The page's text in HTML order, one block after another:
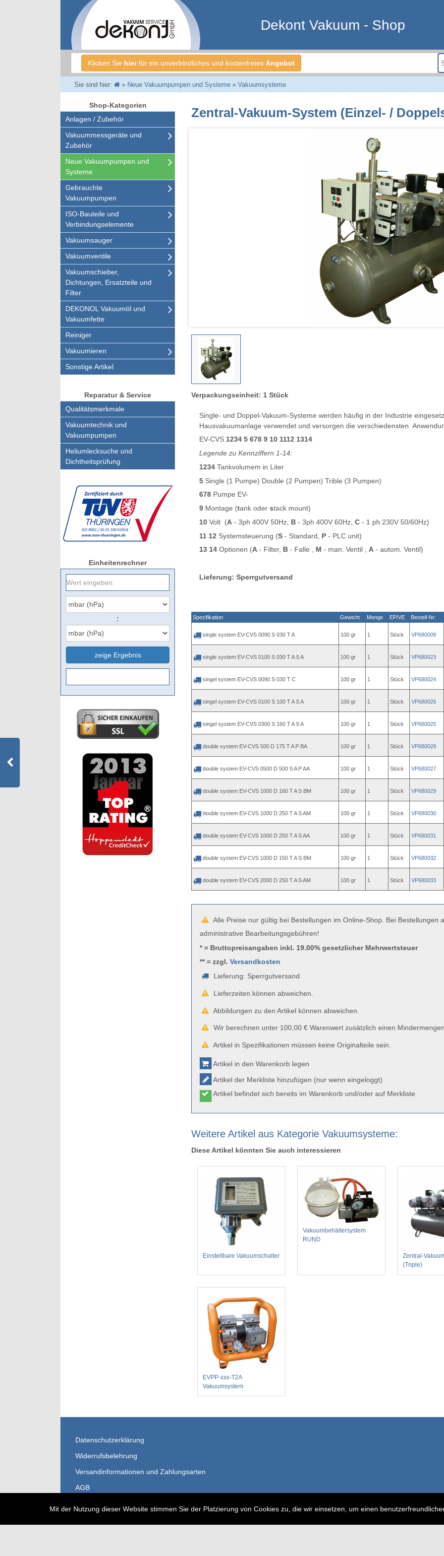
Mit der Nutzung dieser Website stimmen Sie der Platzierung von Cookies zu, die wir einsetzen, um einen
Dekont Vakuum - Shop
Klicken Sie hierfür ein unverbindliches und kostenfreies Angebot
Sie sind hier: » Neue Vakuumpumpen und Systeme» Vakuumsysteme
Shop-Kategorien
Anlagen / Zubehör
Vakuummessgeräte und
Zubehör
Neue Vakuumpumpen und
Systeme
Gebrauchte
Vakuumpumpen
ISO-Bauteile und
Verbindungselemente
Vakuumsauger
Vakuumventile
Vakuumschieber,
Dichtungen, Ersatzteile und
Filter
DEKONOL Vakuumöl und
Vakuumfette
Reiniger
Vakuumieren
Sonstige Artikel
Reparatur & Service
Qualitätsmerkmale
Vakuumtechnik und
Vakuumpumpen
Heliumlecksuche und
Dichtheitsprüfung
Einheitenrechner
:
zeige Ergebnis
Zentral-Vakuum-System (Einzel- /
Verpackungseinheit: 1 Stück
Single- und Doppel-Vakuum-Systeme werden häufig in der Industrie
Hausvakuumanlage verwendet und versorgen die verschiedensten
EV-CVS 1234 5 678 9 10 1112 1314
Legende zu Kennziffern 1-14:
1234 Tankvolumem in Liter
5 Single (1 Pumpe) Double (2 Pumpen) Trible (3 Pumpen)
678 Pumpe EV-
9 Montage (tank oderstack mount)
10 Volt (A - 3ph 400V 50Hz, B - 3ph 400V 60Hz,C - 1 ph 230V 50/60Hz)
11 12 Systemsteuerung (S - Standard, P - PLC unit)
13 14 Optionen (A - Filter, B - Falle , M - man. Ventil ,A - autom. Ventil)
Lieferung: Sperrgutversand
Spezifikation Gewicht Menge EP/VE Bestell-Nr:
single system EV-CVS 0090 S 030 T A 100 gr 1 Stück VP680009
single system EV-CVS 0100 S 030 T A S A 100 gr 1 Stück VP680023
singel system EV-CVS 0090 S 030 T C 100 gr 1 Stück VP680024
singel system EV-CVS 0100 S 100 T A S A 100 gr 1 Stück VP680026
singel system EV-CVS 0300 S 160 T A S A 100 gr 1 Stück VP680025
double system EV-CVS 500 D 175 T A P BA 100 gr 1 Stück VP680028
double system EV-CVS 0500 D 500 S A P AA 100 gr 1 Stück VP680027
double system EV-CVS 1000 D 160 T A S BM 100 gr 1 Stück VP680029
double system EV-CVS 1000 D 250 T A S AM 100 gr 1 Stück VP680030
double system EV-CVS 1000 D 250 T A S AA 100 gr 1 Stück VP680031
double system EV-CVS 1000 D 150 T A S BM 100 gr 1 Stück VP680032
double system EV-CVS 2000 D 250 T A S AM 100 gr 1 Stück VP680033
Alle Preise nur gültig bei Bestellungen im Online-Shop. Bei
administrative Bearbeitungsgebühren!
* = Bruttopreisangaben inkl. 19.00% gesetzlicher Mehrwertsteuer
** = zzgl.Versandkosten
Lieferung: Sperrgutversand
Lieferzeiten können abweichen.
Abbildungen zu den Artikel können abweichen.
Wir berechnen unter 100,00 € Warenwert zusätzlich einen
Artikel in Spezifikationen müssen keine Originalteile sein.
Artikel in den Warenkorb legen
Artikel der Merkliste hinzufügen (nur wenn eingeloggt)
Artikel befindet sich bereits im Warenkorb und/oder auf Merkliste
Weitere Artikel aus Kategorie Vakuumsysteme:
Diese Artikel könnten Sie auch interessieren
Einstellbare Vakuumschalter
Vakuumbehältersystem
RUND
Zentral-
(Triple)
EVPP-xxx-T2A
Vakuumsystem
Datenschutzerklärung
Widerrufsbelehrung
Versandinformationen und Zahlungsarten
AGB